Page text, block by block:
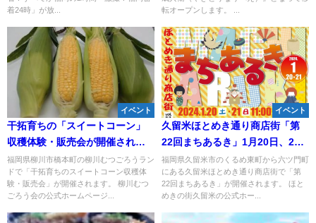
着24時」が放...
転オープンします。 ...
イベント
干拓育ちの「スイートコーン」
収穫体験・販売会が開催される
みたい。7月2日、3日（柳川市）
福岡県柳川市橋本町の柳川むつごろうラン
ドで「干拓育ちのスイートコーン収穫体
験・販売会」が開催されます。 柳川むつ
ごろう会の公式ホームページ...
イベント
久留米ほとめき通り商店街「第
22回まちあるき」1月20日、21
日開催 お得なイベント盛りだ
くさん！
福岡県久留米市のくるめ東町から六ツ門町
にある久留米ほとめき通り商店街で「第
22回まちあるき」が開催されます。 ほと
めきの街久留米の公式ホー...